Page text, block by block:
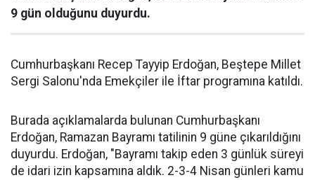
9 gün olduğunu duyurdu.
Cumhurbaşkanı Recep Tayyip Erdoğan, Beştepe Millet
Sergi Salonu'nda Emekçiler ile İftar programına katıldı.
Burada açıklamalarda bulunan Cumhurbaşkanı
Erdoğan, Ramazan Bayramı tatilinin 9 güne çıkarıldığını
duyurdu. Erdoğan, "Bayramı takip eden 3 günlük süreyi
de idari izin kapsamına aldık. 2-3-4 Nisan günleri kamu